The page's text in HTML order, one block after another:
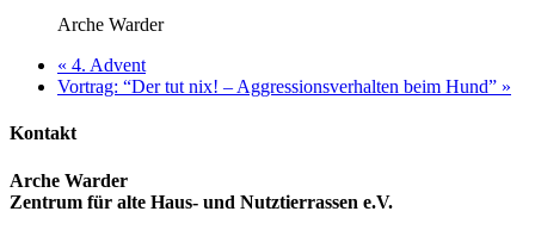
Arche Warder
« 4. Advent
Vortrag: “Der tut nix! – Aggressionsverhalten beim Hund” »
Kontakt
Arche Warder
Zentrum für alte Haus- und Nutztierrassen e.V.